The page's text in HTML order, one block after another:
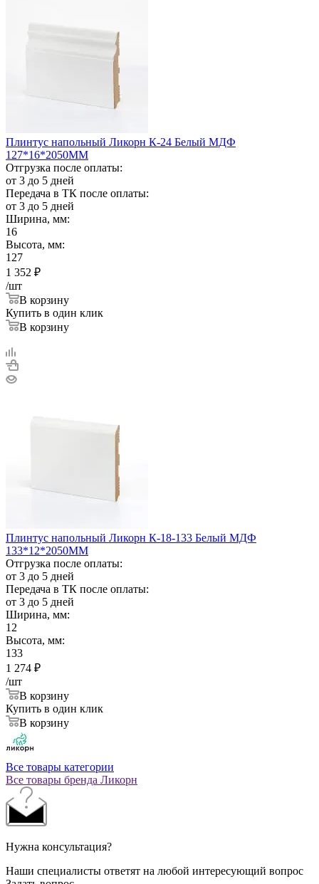
Плинтус напольный Ликорн К-24 Белый МДФ
127*16*2050ММ
Отгрузка после оплаты:
от 3 до 5 дней
Передача в ТК после оплаты:
от 3 до 5 дней
Ширина, мм:
16
Высота, мм:
127
1 352 ₽
/шт
В корзину
Купить в один клик
В корзину
Плинтус напольный Ликорн К-18-133 Белый МДФ
133*12*2050ММ
Отгрузка после оплаты:
от 3 до 5 дней
Передача в ТК после оплаты:
от 3 до 5 дней
Ширина, мм:
12
Высота, мм:
133
1 274 ₽
/шт
В корзину
Купить в один клик
В корзину
Все товары категории
Все товары бренда Ликорн
Нужна консультация?
Наши специалисты ответят на любой интересующий вопрос